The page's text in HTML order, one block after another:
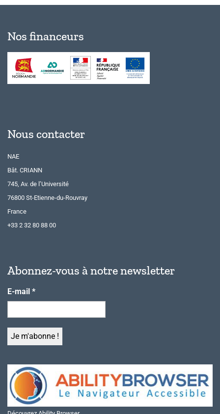
Nos financeurs
Nous contacter
NAE
Bât. CRIANN
745, Av. de l’Université
76800 St-Etienne-du-Rouvray
France
+33 2 32 80 88 00
Abonnez-vous à notre newsletter
E-mail *